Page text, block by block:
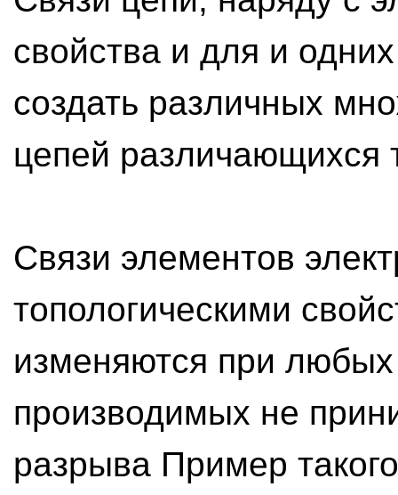
свойства и для и
создать различных
цепей различающихся
Связи элементов
топологическими
изменяются при
производимых не
разрыва Пример